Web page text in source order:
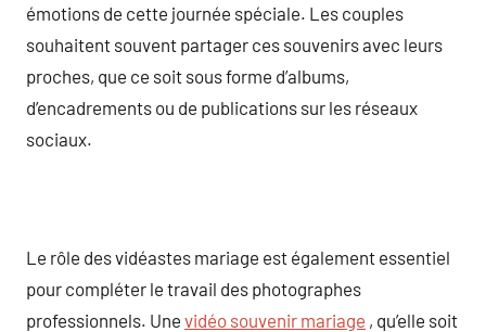
émotions de cette journée spéciale. Les couples
souhaitent souvent partager ces souvenirs avec leurs
proches, que ce soit sous forme d’albums,
d’encadrements ou de publications sur les réseaux
sociaux.
Le rôle des vidéastes mariage est également essentiel
pour compléter le travail des photographes
professionnels. Une vidéo souvenir mariage , qu’elle soit